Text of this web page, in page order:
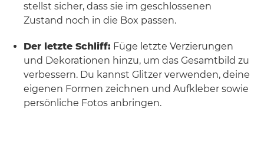
stellst sicher, dass sie im geschlossenen
Zustand noch in die Box passen.
Der letzte Schliff: Füge letzte Verzierungen
und Dekorationen hinzu, um das Gesamtbild zu
verbessern. Du kannst Glitzer verwenden, deine
eigenen Formen zeichnen und Aufkleber sowie
persönliche Fotos anbringen.